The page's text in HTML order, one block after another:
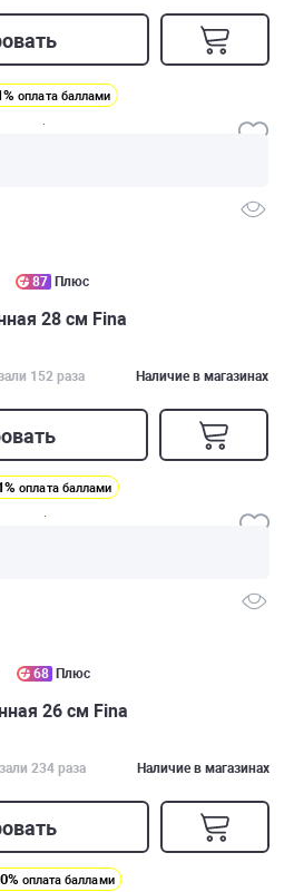
оплата баллами
87 Плюс
28 см Fina
152 раза Наличие в магазинах
оплата баллами
68 Плюс
26 см Fina
234 раза Наличие в магазинах
оплата баллами